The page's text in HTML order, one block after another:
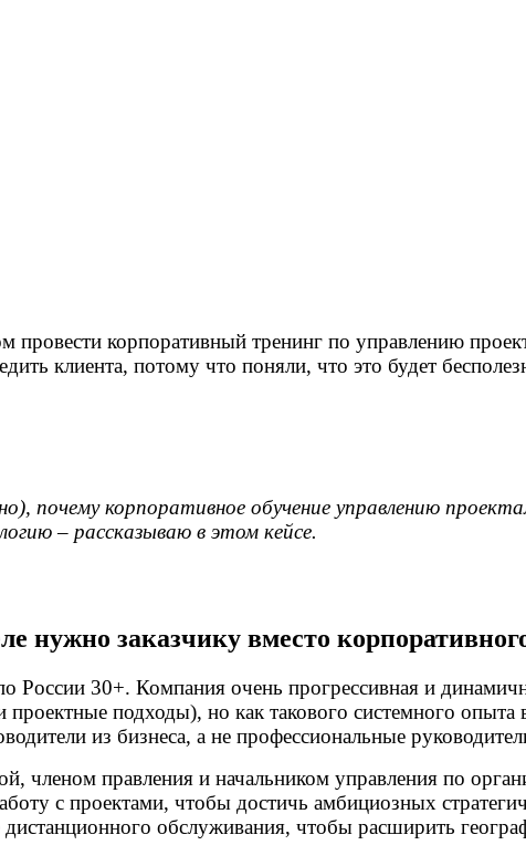
провести корпоративный тренинг по управлению
клиента, потому что поняли, что это будет
почему корпоративное обучение управлению
– рассказываю в этом кейсе.
нужно заказчику вместо
России 30+. Компания очень прогрессивная и
подходы), но как такового системного опыта
из бизнеса, а не профессиональные
членом правления и начальником управления по
с проектами, чтобы достичь амбициозных
обслуживания, чтобы расширить